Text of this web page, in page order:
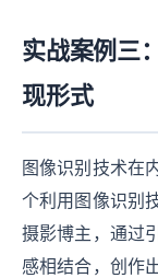
实战案例三
现形式
图像识别技术在
个利用图像识别
摄影博主，通过
感相结合，创作